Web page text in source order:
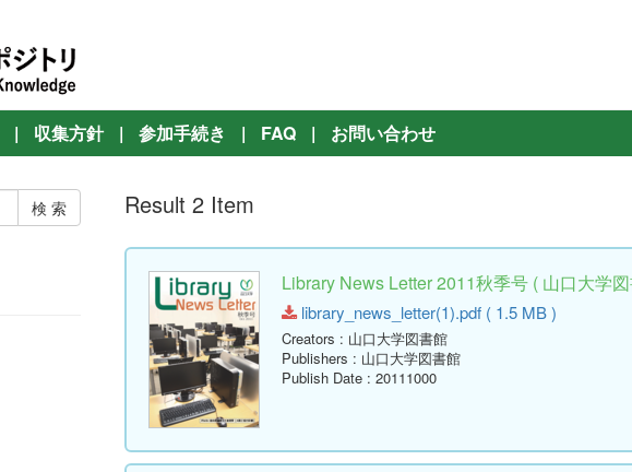
| 収集方針 | 参加手続き | FAQ | お問い合わせ
Result 2 Item
Library News Letter 2011秋季号 ( 山口大学
library_news_letter(1).pdf ( 1.5 MB )
Creators : 山口大学図書館
Publishers : 山口大学図書館
Publish Date : 20111000